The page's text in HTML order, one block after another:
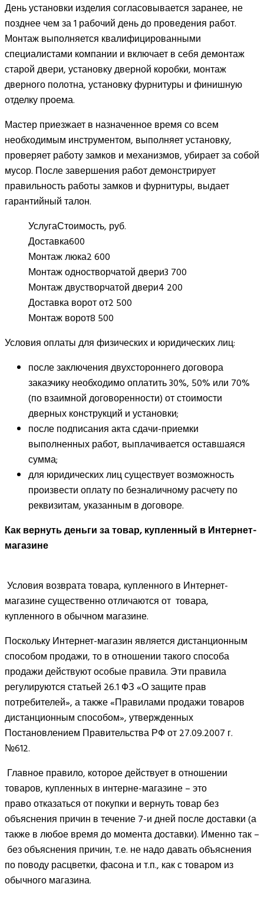
День установки изделия согласовывается заранее, не
позднее чем за 1 рабочий день до проведения работ.
Монтаж выполняется квалифицированными
специалистами компании и включает в себя демонтаж
старой двери, установку дверной коробки, монтаж
дверного полотна, установку фурнитуры и финишную
отделку проема.
Мастер приезжает в назначенное время со всем
необходимым инструментом, выполняет установку,
проверяет работу замков и механизмов, убирает за собой
мусор. После завершения работ демонстрирует
правильность работы замков и фурнитуры, выдает
гарантийный талон.
УслугаСтоимость, руб.
Доставка600
Монтаж люка2 600
Монтаж одностворчатой двери3 700
Монтаж двустворчатой двери4 200
Доставка ворот от2 500
Монтаж ворот8 500
Условия оплаты для физических и юридических лиц:
после заключения двухстороннего договора
заказчику необходимо оплатить 30%, 50% или 70%
(по взаимной договоренности) от стоимости
дверных конструкций и установки;
после подписания акта сдачи-приемки
выполненных работ, выплачивается оставшаяся
сумма;
для юридических лиц существует возможность
произвести оплату по безналичному расчету по
реквизитам, указанным в договоре.
Как вернуть деньги за товар, купленный в Интернет-
магазине
Условия возврата товара, купленного в Интернет-
магазине существенно отличаются от товара,
купленного в обычном магазине.
Поскольку Интернет-магазин является дистанционным
способом продажи, то в отношении такого способа
продажи действуют особые правила. Эти правила
регулируются статьей 26.1 ФЗ «О защите прав
потребителей», а также «Правилами продажи товаров
дистанционным способом», утвержденных
Постановлением Правительства РФ от 27.09.2007 г.
№612.
Главное правило, которое действует в отношении
товаров, купленных в интерне-магазине – это
право отказаться от покупки и вернуть товар без
объяснения причин в течение 7-и дней после доставки (а
также в любое время до момента доставки). Именно так –
без объяснения причин, т.е. не надо давать объяснения
по поводу расцветки, фасона и т.п., как с товаром из
обычного магазина.